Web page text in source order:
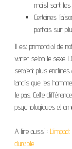
mois) sont
Certaines
parfois sur
Il est primordial de
varier selon le sexe.
seraient plus
tandis que les
le pas. Cette
psychologiques et
A lire aussi :
durable